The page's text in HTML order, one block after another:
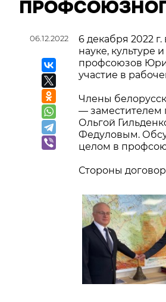
06.12.2022
6 декабря 2022
науке, культуре
профсоюзов
участие в
Члены
— заместителем
Ольгой
Федуловым.
целом в
Стороны